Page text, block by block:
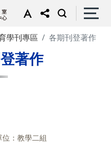
學刊專區 各期刊登著作
著作
位：教學二組